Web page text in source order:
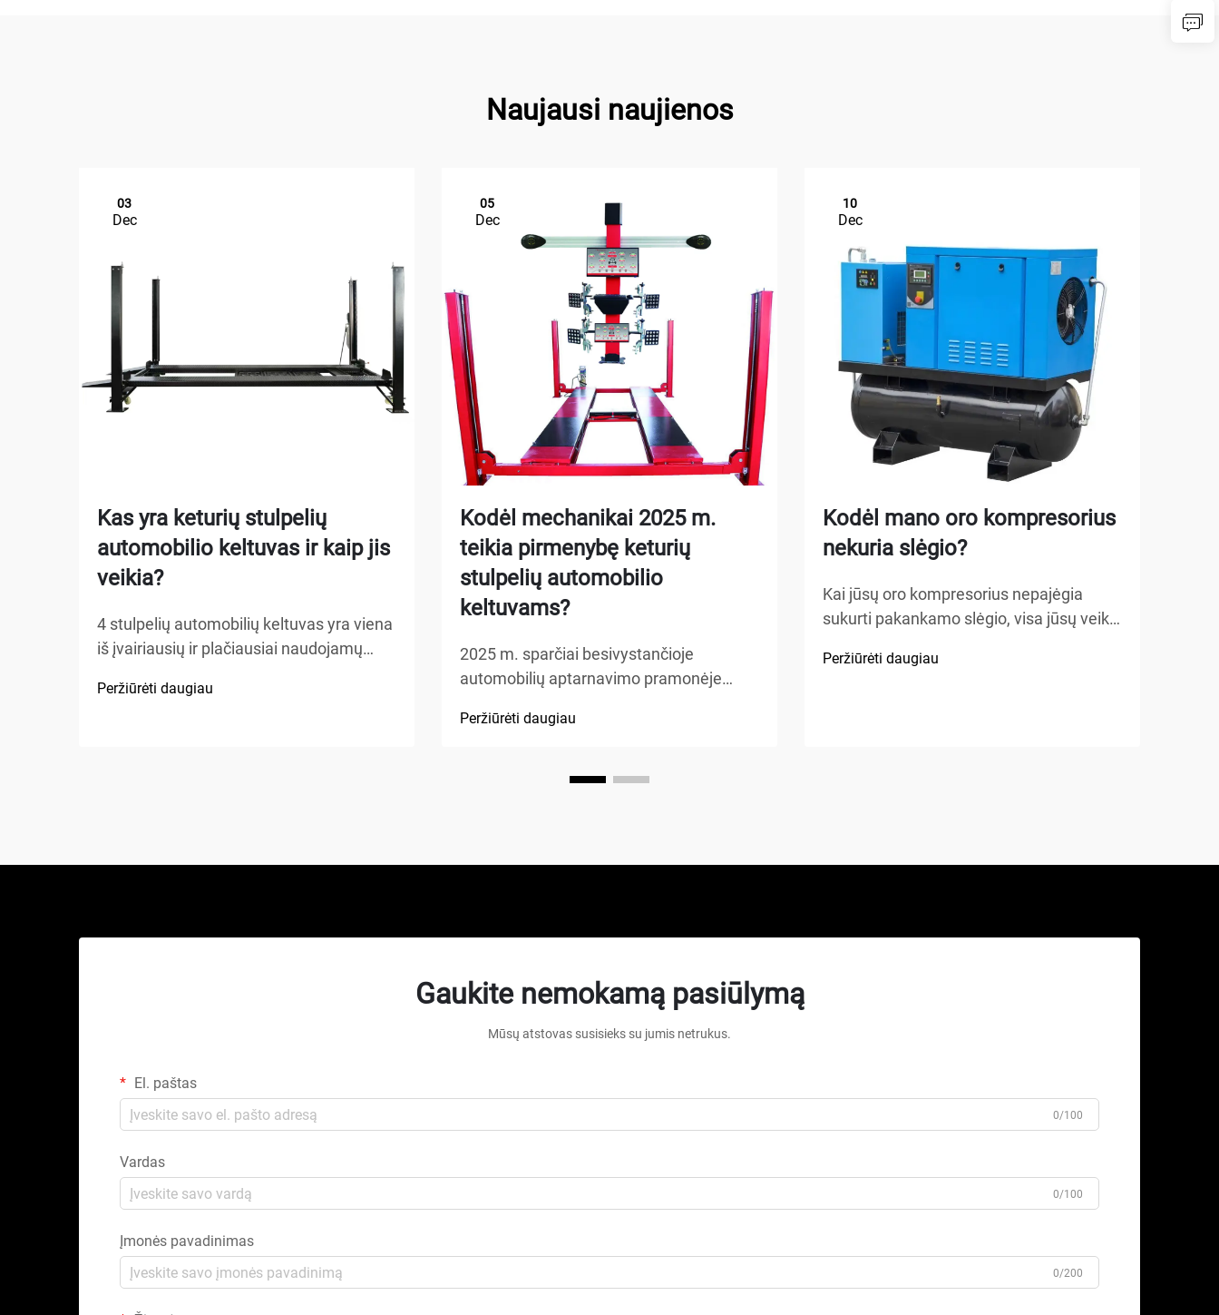
Naujausi naujienos
03
Dec
Kas yra keturių stulpelių
automobilio keltuvas ir kaip jis
veikia?
4 stulpelių automobilių keltuvas yra viena
iš įvairiausių ir plačiausiai naudojamų
įrengimuose, namų garažuose bei
Peržiūrėti daugiau
05
Dec
Kodėl mechanikai 2025 m.
teikia pirmenybę keturių
stulpelių automobilio
keltuvams?
2025 m. sparčiai besivystančioje
automobilių aptarnavimo pramonėje
įrangą, kuri padidina efektyvumą ir
automobilių keltuvas tapo pageidaujamu
Peržiūrėti daugiau
10
Dec
Kodėl mano oro kompresorius
nekuria slėgio?
Kai jūsų oro kompresorius nepajėgia
sukurti pakankamo slėgio, visa jūsų veikla
beveik visas dirbtuves, garažus ir
Peržiūrėti daugiau
Gaukite nemokamą pasiūlymą
Mūsų atstovas susisieks su jumis netrukus.
El. paštas
0/100
Vardas
0/100
Įmonės pavadinimas
0/200